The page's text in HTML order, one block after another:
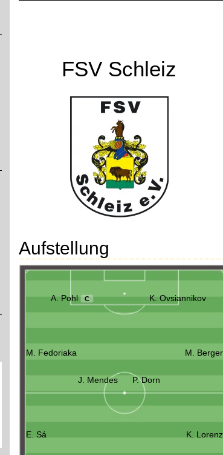
FSV Schleiz
Aufstellung
A. Pohl C K. Ovsiannikov
M. Fedoriaka M. Berger
J. Mendes P. Dorn
E. Sá K. Lorenz